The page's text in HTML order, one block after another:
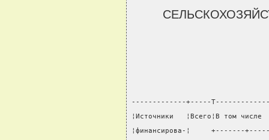
-------------+-----
¦Источники   ¦Всего¦В
¦финансирова-¦     +-------